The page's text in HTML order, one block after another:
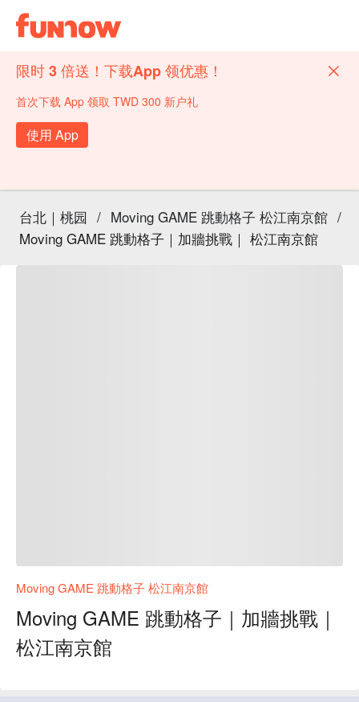
限时 3 倍送！下载App 领优惠！
首次下载 App 领取 TWD 300 新户礼
使用 App
台北｜桃园 / Moving GAME 跳動格子 松江南京館 /
Moving GAME 跳動格子｜加牆挑戰｜ 松江南京館
Moving GAME 跳動格子 松江南京館
Moving GAME 跳動格子｜加牆挑戰｜
松江南京館